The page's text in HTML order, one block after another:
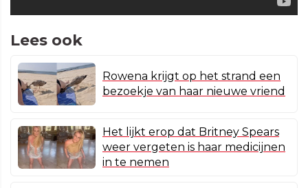
Lees ook
Rowena krijgt op het strand een
bezoekje van haar nieuwe vriend
Het lijkt erop dat Britney Spears
weer vergeten is haar medicijnen
in te nemen